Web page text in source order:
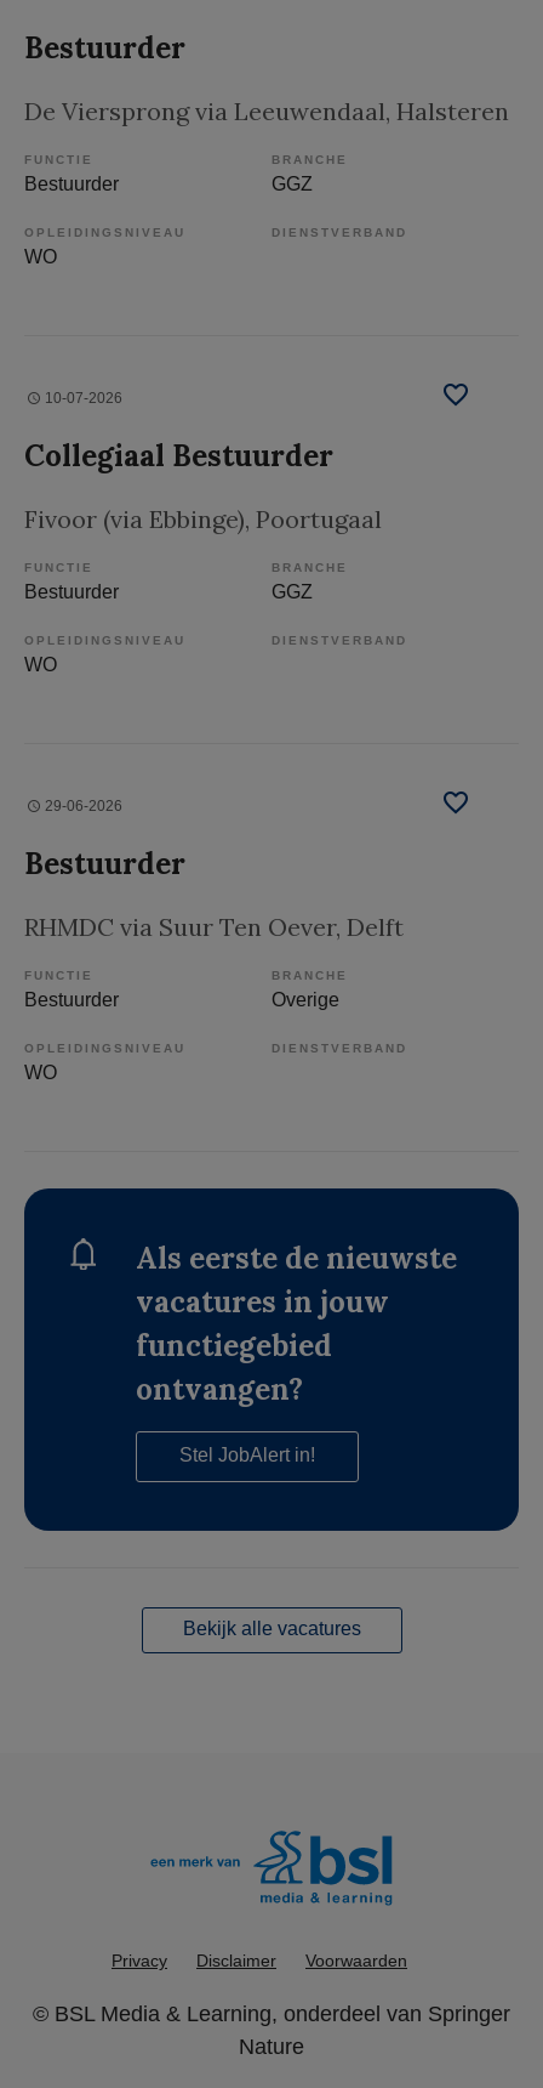
Bestuurder
De Viersprong via Leeuwendaal, Halsteren
FUNCTIE
Bestuurder
BRANCHE
GGZ
OPLEIDINGSNIVEAU
WO
DIENSTVERBAND
10-07-2026
Collegiaal Bestuurder
Fivoor (via Ebbinge), Poortugaal
FUNCTIE
Bestuurder
BRANCHE
GGZ
OPLEIDINGSNIVEAU
WO
DIENSTVERBAND
29-06-2026
Bestuurder
RHMDC via Suur Ten Oever, Delft
FUNCTIE
Bestuurder
BRANCHE
Overige
OPLEIDINGSNIVEAU
WO
DIENSTVERBAND
Als eerste de nieuwste
vacatures in jouw
functiegebied
ontvangen?
Stel JobAlert in!
Bekijk alle vacatures
Privacy Disclaimer Voorwaarden
© BSL Media & Learning, onderdeel van Springer
Nature